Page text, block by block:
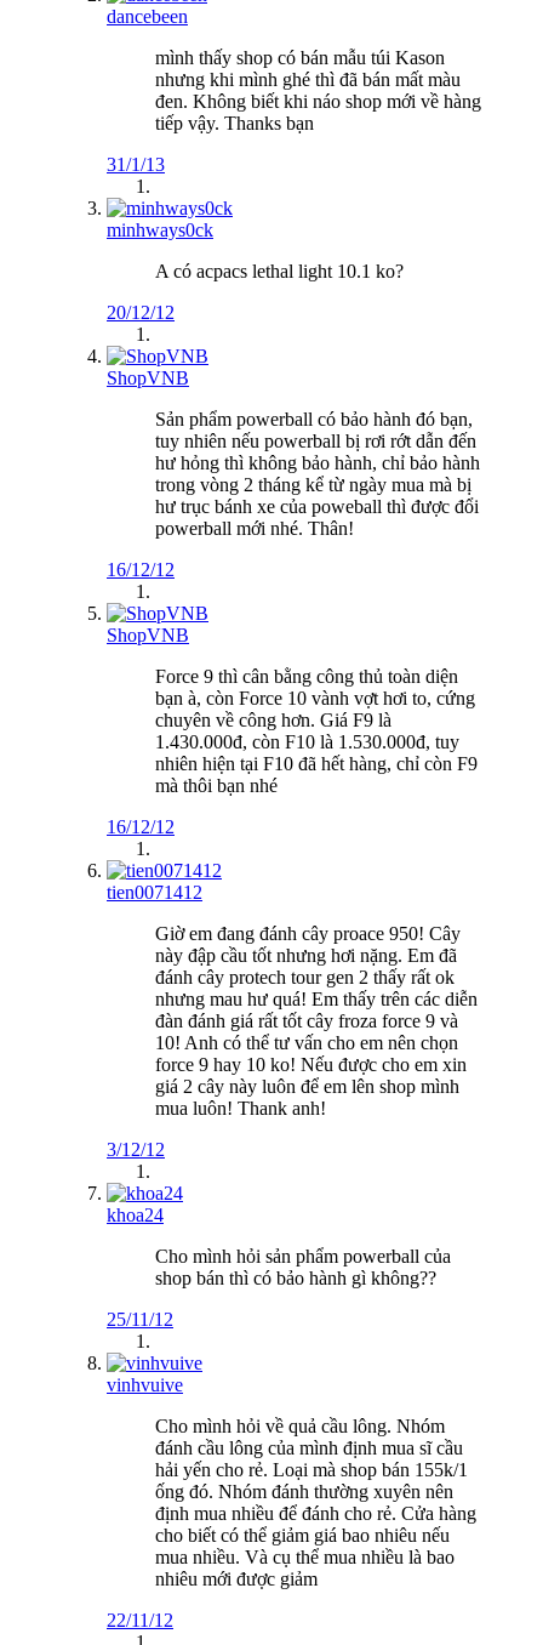
dancebeen
mình thấy shop có bán mẫu túi Kason
nhưng khi mình ghé thì đã bán mất màu
đen. Không biết khi náo shop mới về hàng
tiếp vậy. Thanks bạn
31/1/13
minhways0ck
A có acpacs lethal light 10.1 ko?
20/12/12
ShopVNB
Sản phẩm powerball có bảo hành đó bạn,
tuy nhiên nếu powerball bị rơi rớt dẫn đến
hư hỏng thì không bảo hành, chỉ bảo hành
trong vòng 2 tháng kể từ ngày mua mà bị
hư trục bánh xe của poweball thì được đổi
powerball mới nhé. Thân!
16/12/12
ShopVNB
Force 9 thì cân bằng công thủ toàn diện
bạn à, còn Force 10 vành vợt hơi to, cứng
chuyên về công hơn. Giá F9 là
1.430.000đ, còn F10 là 1.530.000đ, tuy
nhiên hiện tại F10 đã hết hàng, chỉ còn F9
mà thôi bạn nhé
16/12/12
tien0071412
Giờ em đang đánh cây proace 950! Cây
này đập cầu tốt nhưng hơi nặng. Em đã
đánh cây protech tour gen 2 thấy rất ok
nhưng mau hư quá! Em thấy trên các diễn
đàn đánh giá rất tốt cây froza force 9 và
10! Anh có thể tư vấn cho em nên chọn
force 9 hay 10 ko! Nếu được cho em xin
giá 2 cây này luôn để em lên shop mình
mua luôn! Thank anh!
3/12/12
khoa24
Cho mình hỏi sản phẩm powerball của
shop bán thì có bảo hành gì không??
25/11/12
vinhvuive
Cho mình hỏi về quả cầu lông. Nhóm
đánh cầu lông của mình định mua sĩ cầu
hải yến cho rẻ. Loại mà shop bán 155k/1
ống đó. Nhóm đánh thường xuyên nên
định mua nhiều để đánh cho rẻ. Cửa hàng
cho biết có thể giảm giá bao nhiêu nếu
mua nhiều. Và cụ thể mua nhiều là bao
nhiêu mới được giảm
22/11/12